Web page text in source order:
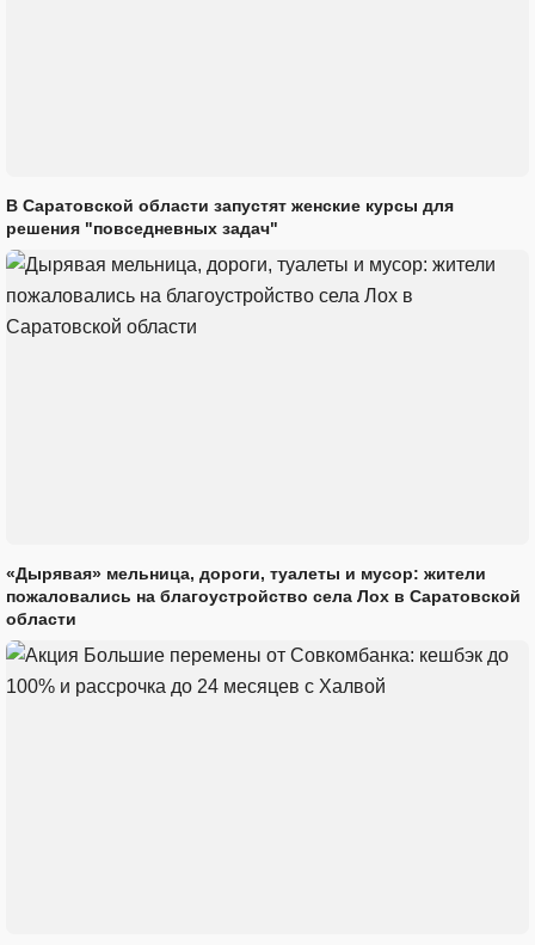
В Саратовской области запустят женские курсы для
решения "повседневных задач"
«Дырявая» мельница, дороги, туалеты и мусор: жители
пожаловались на благоустройство села Лох в Саратовской
области